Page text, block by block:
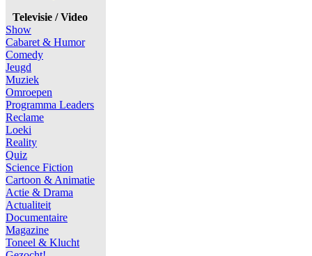
Televisie / Video
Show
Cabaret & Humor
Comedy
Jeugd
Muziek
Omroepen
Programma Leaders
Reclame
Loeki
Reality
Quiz
Science Fiction
Cartoon & Animatie
Actie & Drama
Actualiteit
Documentaire
Magazine
Toneel & Klucht